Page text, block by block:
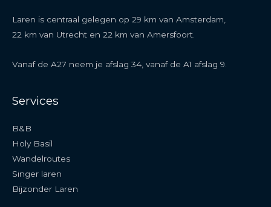
Laren is centraal gelegen op 29 km van Amsterdam,
22 km van Utrecht en 22 km van Amersfoort.
Vanaf de A27 neem je afslag 34, vanaf de A1 afslag 9.
Services
B&B
Holy Basil
Wandelroutes
Singer laren
Bijzonder Laren